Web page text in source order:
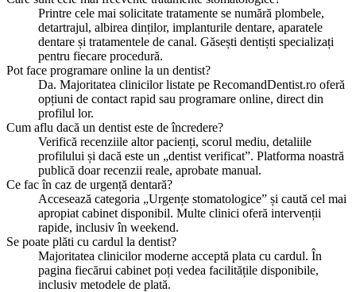
Printre cele mai solicitate tratamente se numără plombele,
detartrajul, albirea dinților, implanturile dentare, aparatele
dentare și tratamentele de canal. Găsești dentiști specializați
pentru fiecare procedură.
Pot face programare online la un dentist?
Da. Majoritatea clinicilor listate pe RecomandDentist.ro oferă
opțiuni de contact rapid sau programare online, direct din
profilul lor.
Cum aflu dacă un dentist este de încredere?
Verifică recenziile altor pacienți, scorul mediu, detaliile
profilului și dacă este un „dentist verificat”. Platforma noastră
publică doar recenzii reale, aprobate manual.
Ce fac în caz de urgență dentară?
Accesează categoria „Urgențe stomatologice” și caută cel mai
apropiat cabinet disponibil. Multe clinici oferă intervenții
rapide, inclusiv în weekend.
Se poate plăti cu cardul la dentist?
Majoritatea clinicilor moderne acceptă plata cu cardul. În
pagina fiecărui cabinet poți vedea facilitățile disponibile,
inclusiv metodele de plată.